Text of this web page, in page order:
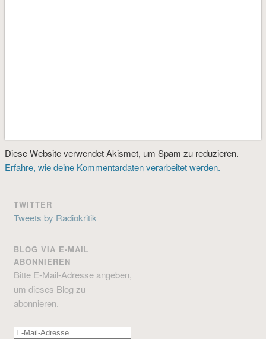
Diese Website verwendet Akismet, um Spam zu reduzieren.
Erfahre, wie deine Kommentardaten verarbeitet werden.
TWITTER
Tweets by Radiokritik
BLOG VIA E-MAIL
ABONNIEREN
Bitte E-Mail-Adresse angeben,
um dieses Blog zu
abonnieren.
E-